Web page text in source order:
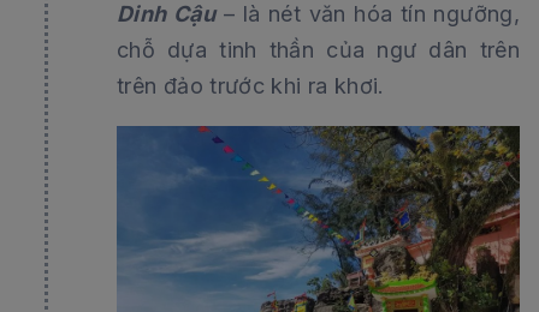
Dinh Cậu– là nét văn hóa tín ngưỡng,
chỗ dựa tinh thần của ngư dân trên
trên đảo trước khi ra khơi.